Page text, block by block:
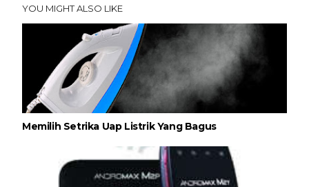
YOU MIGHT ALSO LIKE
Memilih Setrika Uap Listrik Yang Bagus